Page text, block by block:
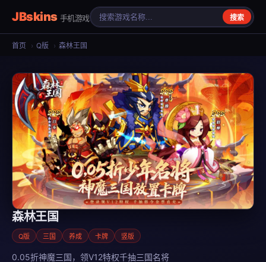
JBskins 手机游戏 搜索
首页 › Q版 › 森林王国
森林王国
Q版 三国 养成 卡牌 竖版
0.05折神魔三国，领V12特权千抽三国名将